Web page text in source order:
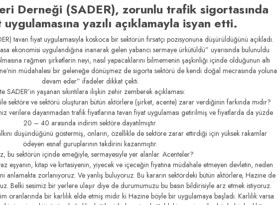
Derneği (SADER), zorunlu trafik sigortasında
yazılı açıklamayla isyan etti.
tavan fiyat uygulamasıyla koskoca bir sektörün fırsatçı pozisyonuna düşürüldüğünü açıkladı.
ekonomisi uygulandığına inanarak gelen yabancı sermaye ürkütüldü” uyarısında bulunuldu.
rağmen şirketlerin neyi, nasıl yapacaklarını bilmemenin şaşkınlığı içinde olduğunun altı
müdahalesi bir geleneğe dönüşmez de sigorta sektörü de kendi doğal mecrasında yoluna
devam eder” ifadeler dikkat çekti.
SADER’in yaşanan sıkıntılara ilişkin zehir zemberek açıklaması:
sektöre ve sektörü oluşturan bütün aktörlere (şirket, acente) zarar verdiğinin farkında mıdır?
verilere dayanmadan trafik fiyatlarına tavan fiyat uygulaması getirilmiş ve fiyatlarda da yüzde
20 – 40 arasında indirim sektöre dayatılmıştır.
düşündüğünü göstermiş, onların, özellikle de sektöre zarar ettirdiği için yüksek rakamlar
ödeyen esnaf guruplarının takdirini kazanmıştır.
bu sektörün içinde emeğiyle, sermayesiyle yer alanlar. Acenteler?
eşyanın, kitap ve kırtasiyenin, yiyecek ve içeceğin fiyatına müdahale etmeyen devletin, neden
anlamakta zorlanıyoruz. Ve yanlış buluyoruz. Bu kararın sektördeki bütün aktörlere, Hazine de
Belki sesimiz bir yerlere ulaşır diye de durumumuzu bu basın bildirisiyle arz etmek istiyoruz.
oranlarında bir karlılık elde etmiş midir ki Hazine böyle bir uygulamaya başladı. Karlılık varsa